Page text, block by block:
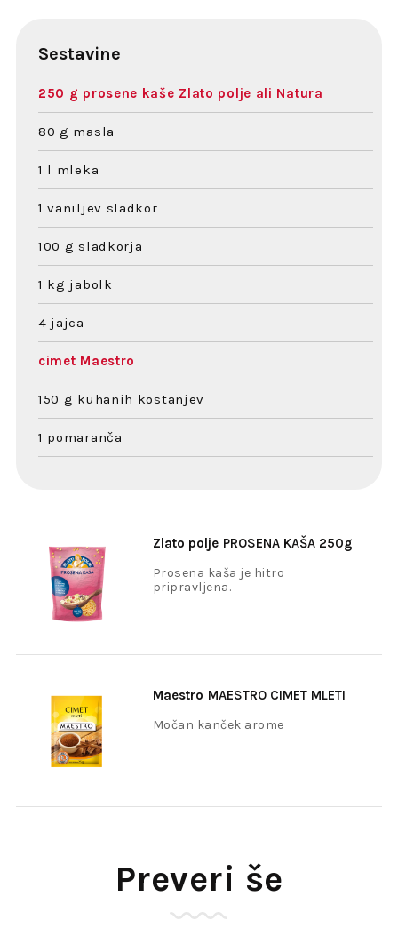
Sestavine
250 g prosene kaše Zlato polje ali Natura
80 g masla
1 l mleka
1 vaniljev sladkor
100 g sladkorja
1 kg jabolk
4 jajca
cimet Maestro
150 g kuhanih kostanjev
1 pomaranča
Zlato polje PROSENA KAŠA 250g
Prosena kaša je hitro
pripravljena.
Maestro MAESTRO CIMET MLETI
25G
Močan kanček arome
Preveri še